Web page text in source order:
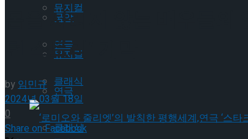
뮤지컬
연극
클래식
국악
뮤지컬
연극
클래식
몸을 사리지 않는 배우들
턴 스토리’ 개막
by임민규
2024년 03월 18일
0
Share on Facebook